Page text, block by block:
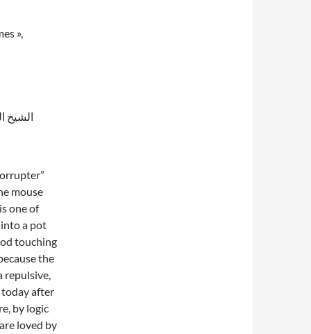
»,
الشيخ
mouse
one of
into a pot
touching
the
repulsive,
after
by logic
loved by